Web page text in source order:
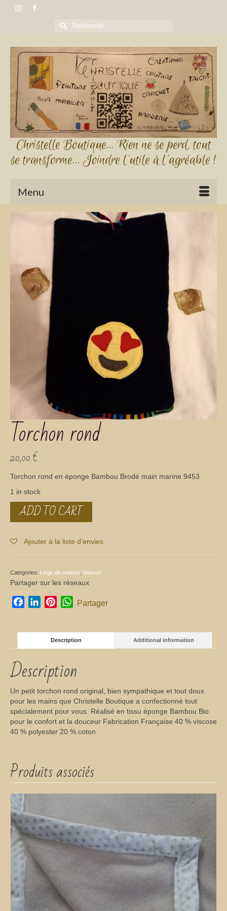
Rechercher :
Christelle Boutique... Rien ne se perd, tout
se transforme... Joindre l'utile à l'agréable !
Menu
Torchon rond
20,00€
Torchon rond en éponge Bambou Brodé main marine 9453
1 in stock
Torchon
rondADD TO CART
Ajouter à la liste d’envies
Categories: Linge de maison Maison
Partager sur les réseaux
FacebookLinkedInPinterestWhatsApp
Partager
Description Additional information
Description
Un petit torchon rond original, bien sympathique et tout doux
pour les mains que Christelle Boutique a confectionné tout
spécialement pour vous. Réalisé en tissu éponge Bambou Bio
pour le confort et la douceur Fabrication Française 40 % viscose
40 % polyester 20 % coton
Produits associés